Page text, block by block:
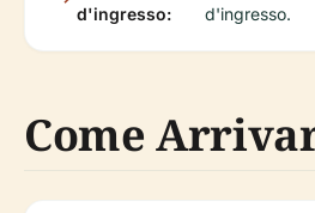
d'ingresso:
d'ingresso.
Come